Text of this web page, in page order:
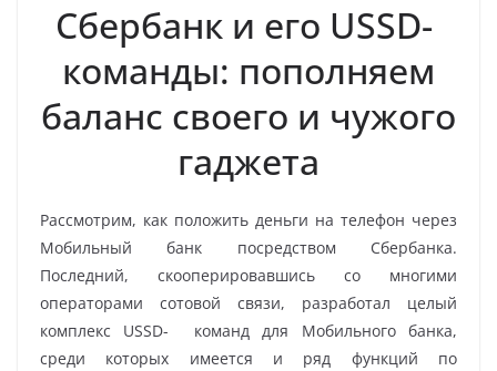
Сбербанк и его USSD-
команды: пополняем
баланс своего и чужого
гаджета
Рассмотрим, как положить деньги на телефон через
Мобильный банк посредством Сбербанка.
Последний, скооперировавшись со многими
операторами сотовой связи, разработал целый
комплекс USSD- команд для Мобильного банка,
среди которых имеется и ряд функций по